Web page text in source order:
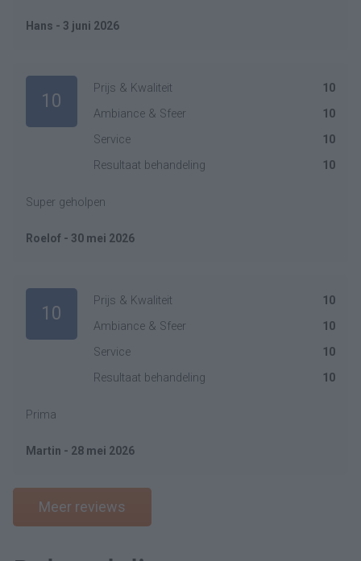
Hans - 3 juni 2026
10
Prijs & Kwaliteit
10
Ambiance & Sfeer
10
Service
10
Resultaat behandeling
10
Super geholpen
Roelof - 30 mei 2026
10
Prijs & Kwaliteit
10
Ambiance & Sfeer
10
Service
10
Resultaat behandeling
10
Prima
Martin - 28 mei 2026
Meer reviews